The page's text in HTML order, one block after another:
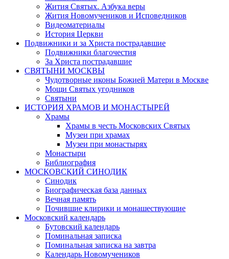
Жития Святых. Азбука веры
Жития Новомучеников и Исповедников
Видеоматериалы
История Церкви
Подвижники и за Христа пострадавшие
Подвижники благочестия
За Христа пострадавшие
СВЯТЫНИ МОСКВЫ
Чудотворные иконы Божией Матери в Москве
Мощи Святых угодников
Святыни
ИСТОРИЯ ХРАМОВ И МОНАСТЫРЕЙ
Храмы
Храмы в честь Московских Святых
Музеи при храмах
Музеи при монастырях
Монастыри
Библиография
МОСКОВСКИЙ СИНОДИК
Синодик
Биографическая база данных
Вечная память
Почившие клирики и монашествующие
Московский календарь
Бутовский календарь
Поминальная записка
Поминальная записка на завтра
Календарь Новомучеников